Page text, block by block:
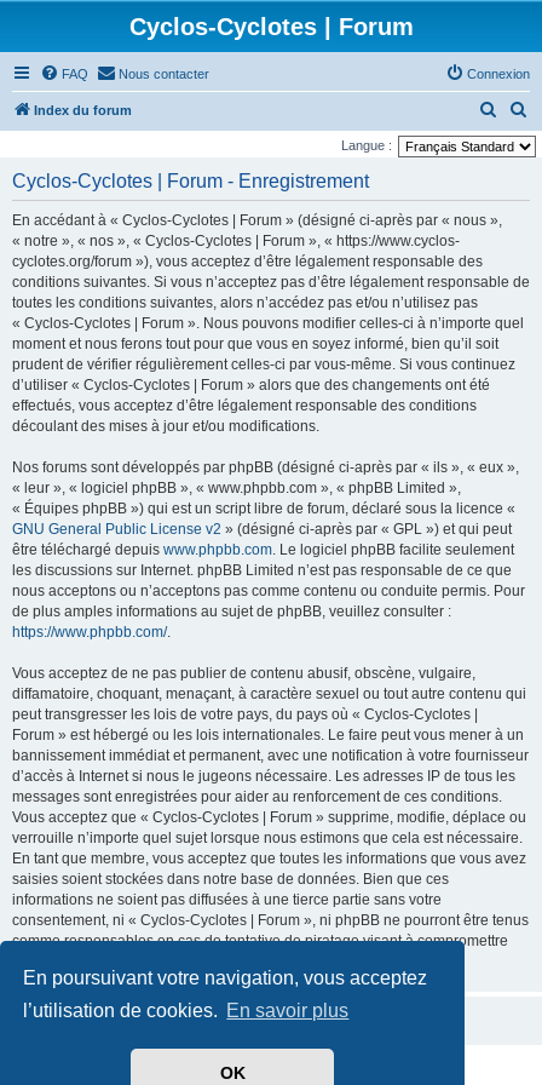
En poursuivant votre navigation, vous acceptez
l’utilisation de cookies. En savoir plus
OK
Cyclos-Cyclotes | Forum
FAQ Nous contacter Connexion
Index du forum
e
e
e
c
r
Langue :
Cyclos-Cyclotes | Forum - Enregistrement
En accédant à « Cyclos-Cyclotes | Forum » (désigné ci-après par « nous »,
« notre », « nos », « Cyclos-Cyclotes | Forum », « https://www.cyclos-
cyclotes.org/forum »), vous acceptez d’être légalement responsable des
conditions suivantes. Si vous n’acceptez pas d’être légalement responsable de
toutes les conditions suivantes, alors n’accédez pas et/ou n’utilisez pas
« Cyclos-Cyclotes | Forum ». Nous pouvons modifier celles-ci à n’importe quel
moment et nous ferons tout pour que vous en soyez informé, bien qu’il soit
prudent de vérifier régulièrement celles-ci par vous-même. Si vous continuez
d’utiliser « Cyclos-Cyclotes | Forum » alors que des changements ont été
effectués, vous acceptez d’être légalement responsable des conditions
découlant des mises à jour et/ou modifications.
Nos forums sont développés par phpBB (désigné ci-après par « ils », « eux »,
« leur », « logiciel phpBB », « www.phpbb.com », « phpBB Limited »,
« Équipes phpBB ») qui est un script libre de forum, déclaré sous la licence «
GNU General Public License v2 » (désigné ci-après par « GPL ») et qui peut
être téléchargé depuis www.phpbb.com. Le logiciel phpBB facilite seulement
les discussions sur Internet. phpBB Limited n’est pas responsable de ce que
nous acceptons ou n’acceptons pas comme contenu ou conduite permis. Pour
de plus amples informations au sujet de phpBB, veuillez consulter :
https://www.phpbb.com/.
Vous acceptez de ne pas publier de contenu abusif, obscène, vulgaire,
diffamatoire, choquant, menaçant, à caractère sexuel ou tout autre contenu qui
peut transgresser les lois de votre pays, du pays où « Cyclos-Cyclotes |
Forum » est hébergé ou les lois internationales. Le faire peut vous mener à un
bannissement immédiat et permanent, avec une notification à votre fournisseur
d’accès à Internet si nous le jugeons nécessaire. Les adresses IP de tous les
messages sont enregistrées pour aider au renforcement de ces conditions.
Vous acceptez que « Cyclos-Cyclotes | Forum » supprime, modifie, déplace ou
verrouille n’importe quel sujet lorsque nous estimons que cela est nécessaire.
En tant que membre, vous acceptez que toutes les informations que vous avez
saisies soient stockées dans notre base de données. Bien que ces
informations ne soient pas diffusées à une tierce partie sans votre
consentement, ni « Cyclos-Cyclotes | Forum », ni phpBB ne pourront être tenus
comme responsables en cas de tentative de piratage visant à compromettre
phpBB ® Forum Software © phpBB Limited